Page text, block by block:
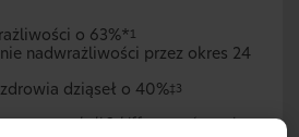
o 63%* 1
nadwrażliwości przez okres 24
dziąseł o 40%‡3